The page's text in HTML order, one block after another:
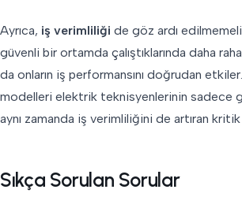
Ayrıca, iş verimliliği de göz ardı
güvenli bir ortamda çalıştıklarında daha
da onların iş performansını doğrudan etkiler.
modelleri elektrik teknisyenlerinin sadece
aynı zamanda iş verimliliğini de artıran kritik
Sıkça Sorulan Sorular